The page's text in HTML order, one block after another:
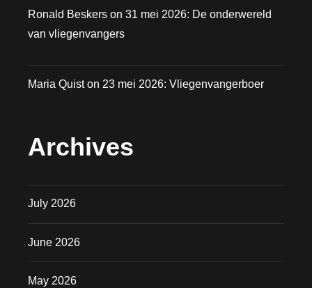
Ronald Beskers on 31 mei 2026: De onderwereld
van vliegenvangers
Maria Quiston 23 mei 2026: Vliegenvangerboer
Archives
July 2026
June 2026
May 2026